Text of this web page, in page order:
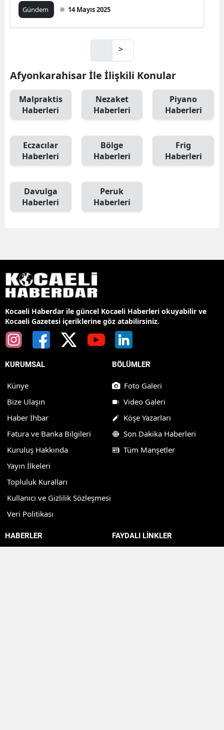
Gündem 14 Mayıs 2025
>
Afyonkarahisar İle İlişkili Konular
Malpraktis
Haberleri
Nezaket
Haberleri
Piyano
Haberleri
Eczacılar
Haberleri
Bölge
Haberleri
Frig
Haberleri
Davulga
Haberleri
Peruk
Haberleri
Kocaeli Haberdar ile güncel Kocaeli Haberleri okuyabilir ve
Kocaeli Gazetesi içeriklerine göz atabilirsiniz.
KURUMSAL
Künye
Bize Ulaşın
Haber İhbar
Fatura ve Banka Bilgileri
Kuruluş Hakkında
Yayın İlkeleri
Topluluk Kuralları
Kullanıcı ve Gizlilik Sözleşmesi
Veri Politikası
BÖLÜMLER
Foto Galeri
Video Galeri
Köşe Yazarları
Son Dakika Haberleri
Tüm Manşetler
HABERLER FAYDALI LİNKLER